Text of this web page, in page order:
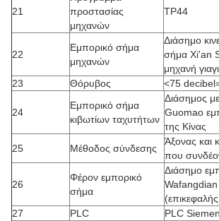
21
προστασίας
μηχανών
TP44
22
Εμπορικό σήμα
μηχανών
Διάσημο
σήμα Xi'an
μηχανή
23
Θόρυβος <75
24
Εμπορικό σήμα
κιβωτίων ταχυτήτων
Διάσημος
Guomao
της Κίνας
25
Μέθοδος σύνδεσης
Άξονας και
που
26
Φέρον εμπορικό
σήμα
Διάσημο
Wafangdian
27
PLC
PLC